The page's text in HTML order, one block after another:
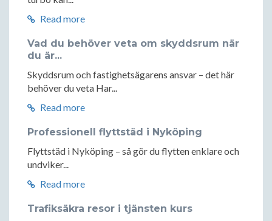
Read more
Vad du behöver veta om skyddsrum när
du är...
Skyddsrum och fastighetsägarens ansvar – det här
behöver du veta Har...
Read more
Professionell flyttstäd i Nyköping
Flyttstäd i Nyköping – så gör du flytten enklare och
undviker...
Read more
Trafiksäkra resor i tjänsten kurs